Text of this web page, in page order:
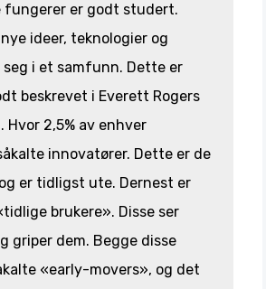
fungerer er godt studert.
ideer, teknologier og
seg i et samfunn. Dette er
beskrevet i Everett Rogers
2,5% av enhver
innovatører. Dette er de
er tidligst ute. Dernest er
brukere». Disse ser
griper dem. Begge disse
«early-movers», og det